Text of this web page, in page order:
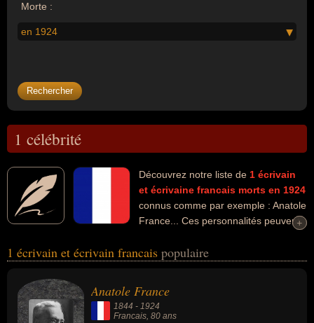
Morte :
en 1924
1 célébrité
Découvrez notre liste de 1 écrivain
et écrivaine francais morts en 1924
connus comme par exemple : Anatole
France... Ces personnalités peuvent
Ces célébrités peuvent également avoir été artiste.
+
+
1 écrivain et écrivain francais populaire
Anatole France
1844 - 1924
Francais, 80 ans